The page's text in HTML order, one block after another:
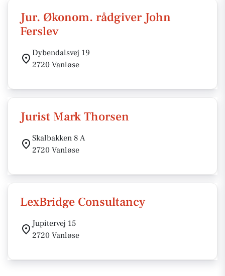
Jur. Økonom. rådgiver John
Ferslev
Dybendalsvej 19
2720 Vanløse
Jurist Mark Thorsen
Skalbakken 8 A
2720 Vanløse
LexBridge Consultancy
Jupitervej 15
2720 Vanløse